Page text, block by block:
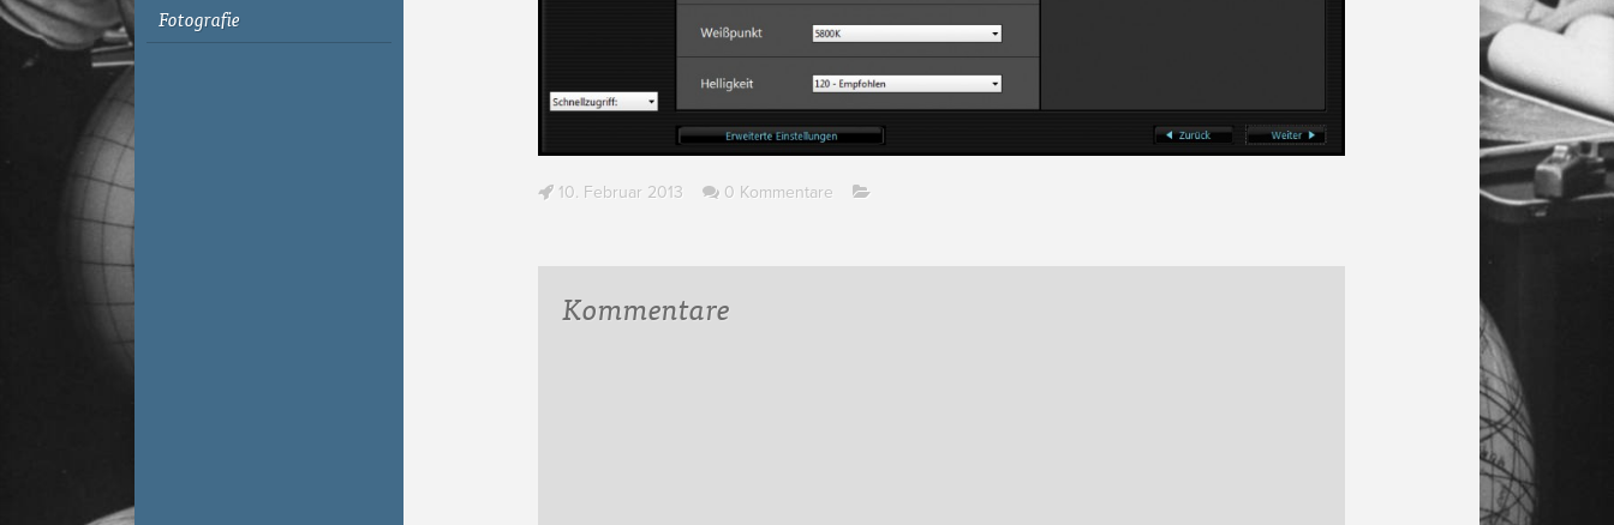
Fotografie
10. Februar 2013 0 Kommentare
Kommentare